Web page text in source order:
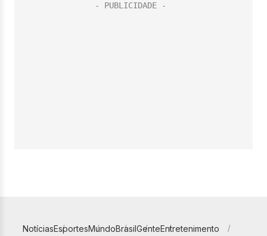
NotíciasEsportesMundoBrasilGenteEntretenimento